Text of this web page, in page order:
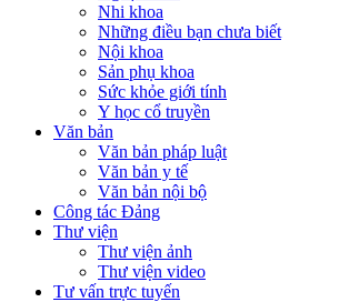
Nhi khoa
Những điều bạn chưa biết
Nội khoa
Sản phụ khoa
Sức khỏe giới tính
Y học cổ truyền
Văn bản
Văn bản pháp luật
Văn bản y tế
Văn bản nội bộ
Công tác Đảng
Thư viện
Thư viện ảnh
Thư viện video
Tư vấn trực tuyến